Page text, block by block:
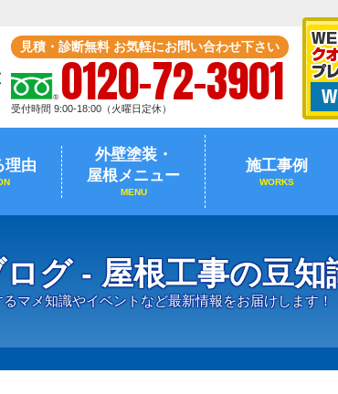
見積・診断無料 お気軽にお問い合わせ下さい
0120-72-3901
受付時間 9:00-18:00（火曜日定休）
理由
外壁塗装・
屋根メニュー
MENU
施工事例
WORKS
グ - 屋根工事の豆知
マメ知識やイベントなど最新情報をお届けします！